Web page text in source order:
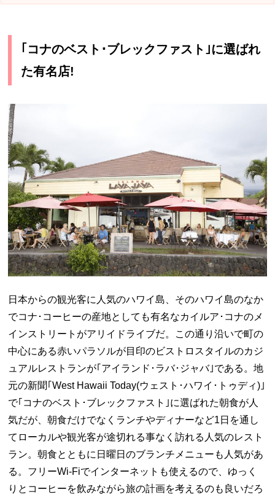
｢コナのベスト･ブレックファスト｣に選ばれ
た有名店!
日本からの観光客に人気のハワイ島、そのハワイ島のなか
でコナ･コーヒーの産地としても有名なカイルア･コナのメ
インストリートがアリイドライブだ。この通り沿いで町の
中心にある赤いパラソルが目印のビストロスタイルのカジ
ュアルレストランが｢アイランド･ラバ･ジャバ｣である。地
元の新聞｢West Hawaii Today(ウェスト･ハワイ･トゥディ) ｣
で｢コナのベスト･ブレックファスト｣に選ばれた朝食が人
気だが、朝食だけでなくランチやディナーなど1 日を通し
てローカルや観光客が途切れる事なく訪れる人気のレスト
ラン。朝食とともに日曜日のブランチメニューも人気があ
る。フリーWi-Fiでインターネットも使えるので、ゆっく
りとコーヒーを飲みながら旅の計画を考えるのも良いだろ